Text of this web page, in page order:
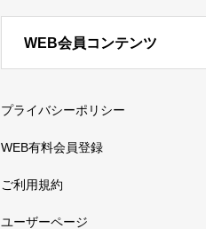
WEB会員コンテンツ
プライバシーポリシー
WEB有料会員登録
ご利用規約
ユーザーページ